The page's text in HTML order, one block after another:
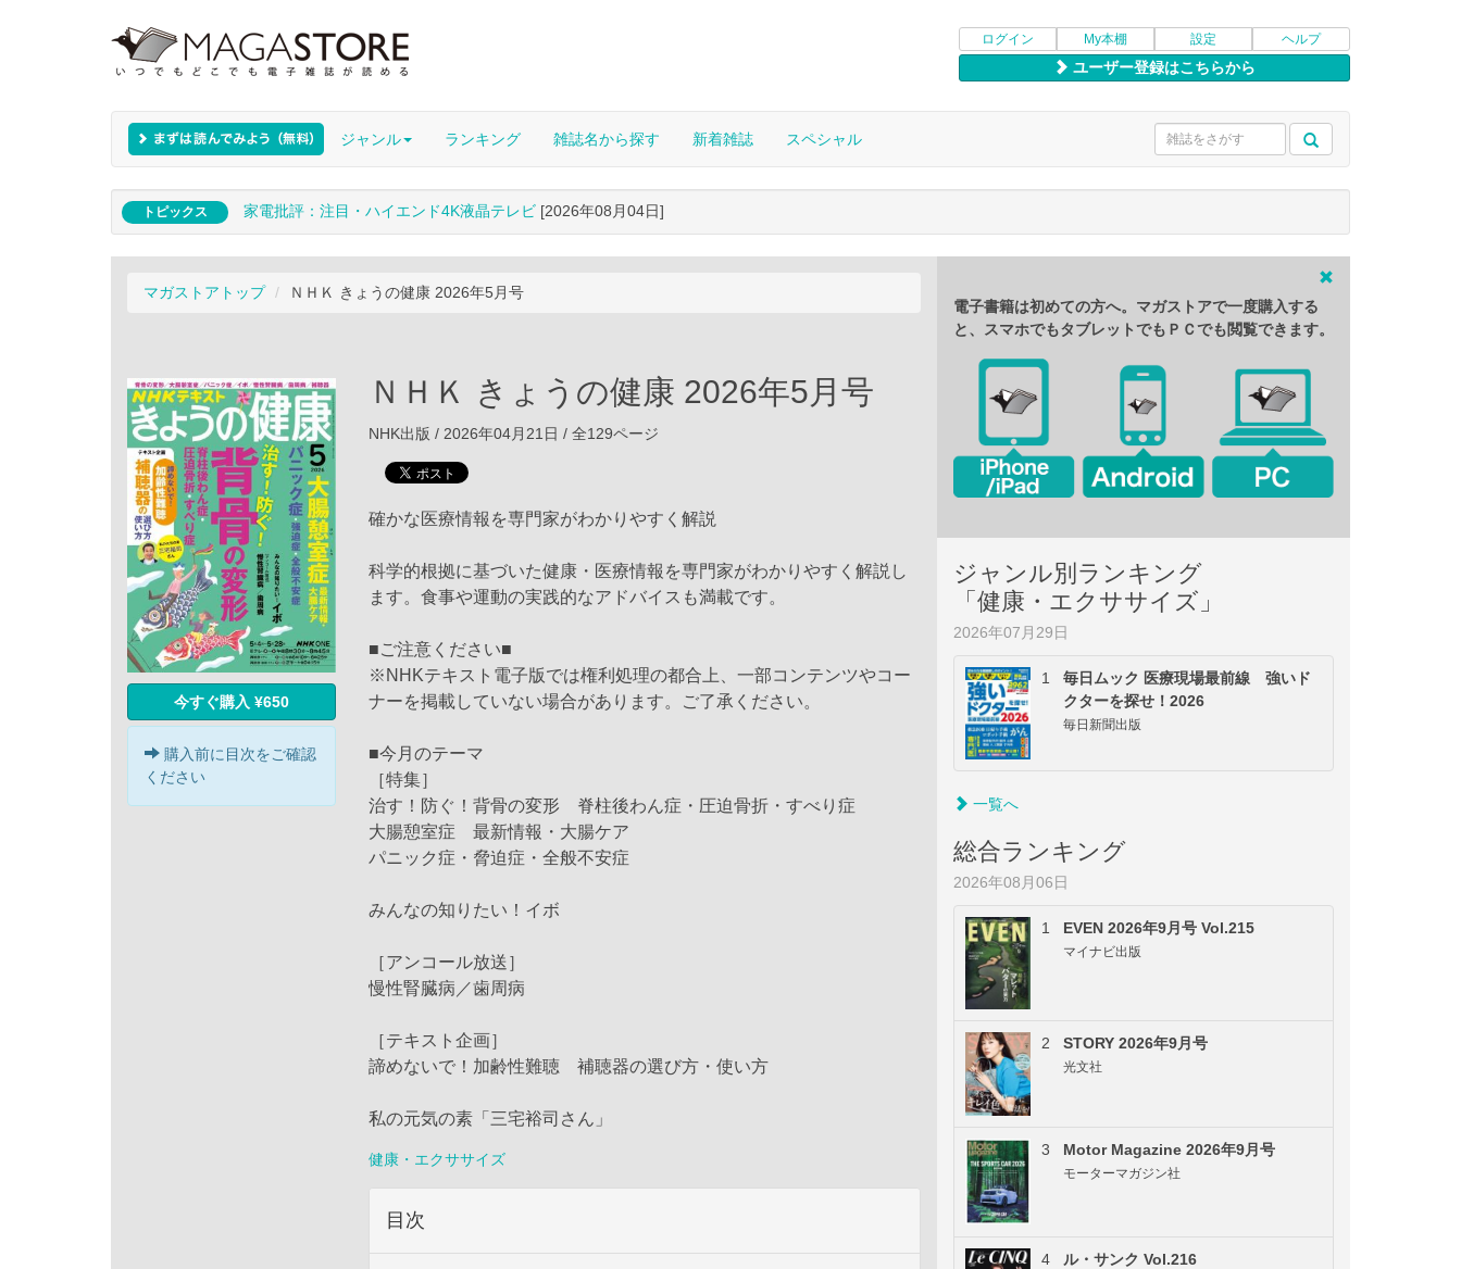
ログイン My本棚 設定 ヘルプ
ユーザー登録はこちらから
ジャンル ランキング 雑誌名から探す 新着雑誌 スペシャル
トピックス 家電批評：注目・ハイエンド4K液晶テレビ [2026年08月04日]
マガストアトップ ＮＨＫ きょうの健康 2026年5月号
今すぐ購入 ¥650
購入前に目次をご確認
ください
ＮＨＫ きょうの健康 2026年5月号
NHK出版 / 2026年04月21日 / 全129ページ
確かな医療情報を専門家がわかりやすく解説
科学的根拠に基づいた健康・医療情報を専門家がわかりやすく解説し
ます。食事や運動の実践的なアドバイスも満載です。
■ご注意ください■
※NHKテキスト電子版では権利処理の都合上、一部コンテンツやコー
ナーを掲載していない場合があります。ご了承ください。
■今月のテーマ
［特集］
治す！防ぐ！背骨の変形 脊柱後わん症・圧迫骨折・すべり症
大腸憩室症 最新情報・大腸ケア
パニック症・脅迫症・全般不安症
みんなの知りたい！イボ
［アンコール放送］
慢性腎臓病／歯周病
［テキスト企画］
諦めないで！加齢性難聴 補聴器の選び方・使い方
私の元気の素「三宅裕司さん」
健康・エクササイズ
目次
電子書籍は初めての方へ。マガストアで一度購入する
と、スマホでもタブレットでもＰＣでも閲覧できます。
ジャンル別ランキング
「健康・エクササイズ」
2026年07月29日
1
毎日ムック 医療現場最前線 強いド
クターを探せ！2026
毎日新聞出版
一覧へ
総合ランキング
2026年08月06日
1 EVEN 2026年9月号 Vol.215
マイナビ出版
2 STORY 2026年9月号
光文社
3 Motor Magazine 2026年9月号
モーターマガジン社
4 ル・サンク Vol.216